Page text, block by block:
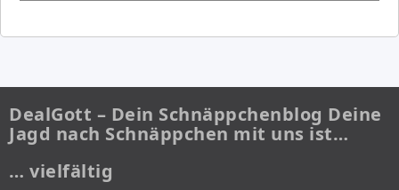
DealGott – Dein Schnäppchenblog Deine
Jagd nach Schnäppchen mit uns ist…
… vielfältig